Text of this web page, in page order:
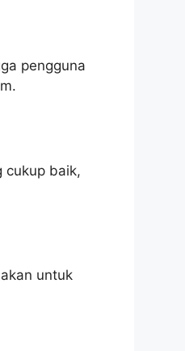
pengguna
cukup baik,
untuk